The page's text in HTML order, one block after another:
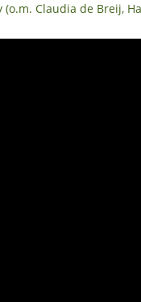
Claudia de Breij,